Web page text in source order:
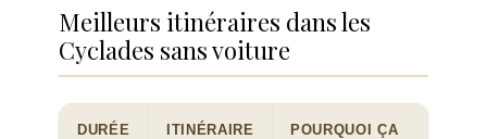
Meilleurs itinéraires dans les
Cyclades sans voiture
DURÉE ITINÉRAIRE
POURQUOI ÇA